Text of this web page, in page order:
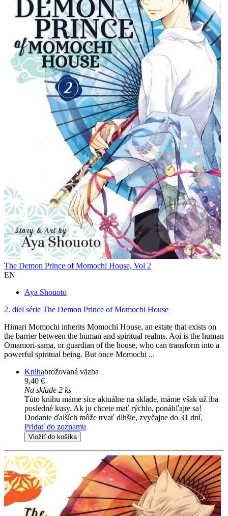
The Demon Prince of Momochi House, Vol 2
EN
Aya Shouoto
2. diel série The Demon Prince of Momochi House
Himari Momochi inherits Momochi House, an estate that exists on
the barrier between the human and spiritual realms. Aoi is the human
Omamori-sama, or guardian of the house, who can transform into a
powerful spiritual being. But once Momochi ...
Knihabrožovaná väzba
9,40 €
Na sklade 2 ks
Túto knihu máme síce aktuálne na sklade, máme však už iba
posledné kusy. Ak ju chcete mať rýchlo, ponáhľajte sa!
Dodanie ďalších môže trvať dlhšie, zvyčajne do 31 dní.
Pridať do zoznamu
Vložiť do košíka